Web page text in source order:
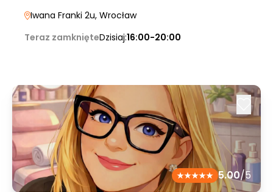
Iwana Franki 2u, Wrocław
Teraz zamknięteDzisiaj:16:00-20:00
5.00/5